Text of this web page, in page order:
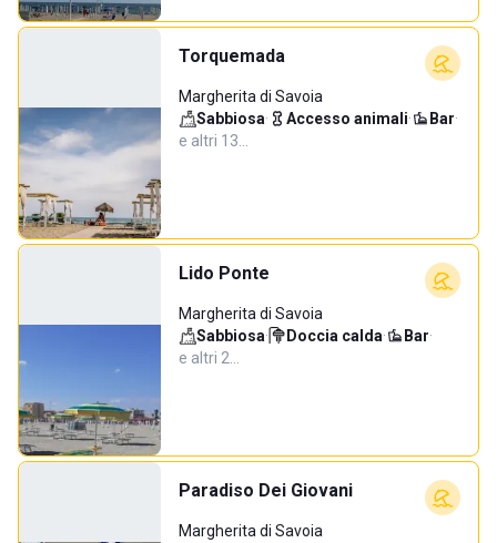
Torquemada
Margherita di Savoia
Sabbiosa· Accesso animali· Bar·
e altri 13…
Lido Ponte
Margherita di Savoia
Sabbiosa· Doccia calda· Bar·
e altri 2…
Paradiso Dei Giovani
Margherita di Savoia